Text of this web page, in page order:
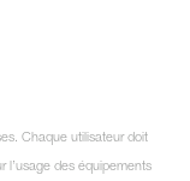
Chaque utilisateur doit
l’usage des équipements